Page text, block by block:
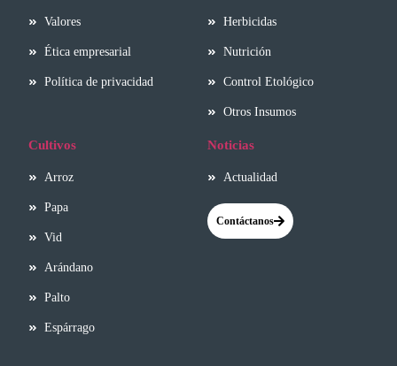
Valores
Ética empresarial
Política de privacidad
Herbicidas
Nutrición
Control Etológico
Otros Insumos
Cultivos
Arroz
Papa
Vid
Arándano
Palto
Espárrago
Noticias
Actualidad
Contáctanos